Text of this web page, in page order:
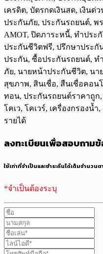
ลงทะเบียนเพื่อสอบถาม
ใช้เท่าที่จำเป็นและชำระคืนได้เต็มจำนวน
*จำเป็นต้องระบุ